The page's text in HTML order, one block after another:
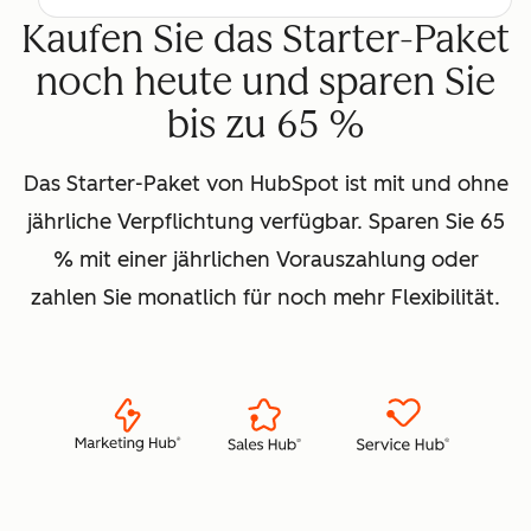
Kaufen Sie das Starter-Paket
noch heute und sparen Sie
bis zu 65 %
Das Starter-Paket von HubSpot ist mit und ohne
jährliche Verpflichtung verfügbar. Sparen Sie 65
% mit einer jährlichen Vorauszahlung oder
zahlen Sie monatlich für noch mehr Flexibilität.